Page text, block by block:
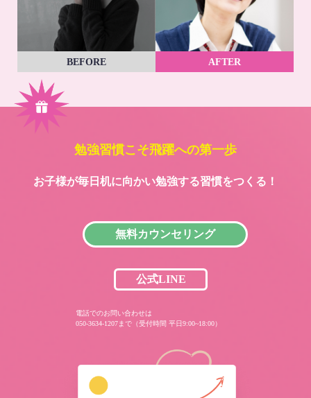
BEFORE AFTER
勉強習慣こそ飛躍への第一歩
お子様が毎日机に向かい勉強する習慣をつくる！
無料カウンセリング
公式LINE
電話でのお問い合わせは
050-3634-1207まで（受付時間 平日9:00~18:00）